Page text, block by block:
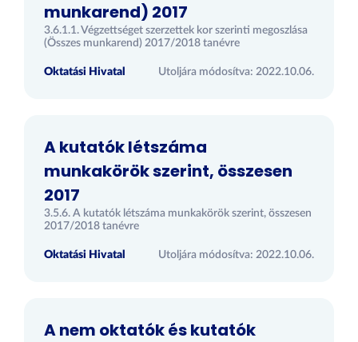
munkarend) 2017
3.6.1.1. Végzettséget szerzettek kor szerinti megoszlása
(Összes munkarend) 2017/2018 tanévre
Oktatási Hivatal Utoljára módosítva: 2022.10.06.
A kutatók létszáma
munkakörök szerint, összesen
2017
3.5.6. A kutatók létszáma munkakörök szerint, összesen
2017/2018 tanévre
Oktatási Hivatal Utoljára módosítva: 2022.10.06.
A nem oktatók és kutatók